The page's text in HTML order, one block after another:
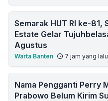
Semarak HUT RI ke-81,
Estate Gelar
Agustus
Warta Banten 7 jam yang lalu
Nama Pengganti Perry
Prabowo Belum Kirim